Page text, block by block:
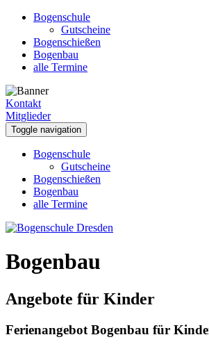
Bogenschule
Gutscheine
Bogenschießen
Bogenbau
alle Termine
Kontakt
Mitglieder
Toggle navigation
Bogenschule
Gutscheine
Bogenschießen
Bogenbau
alle Termine
Bogenbau
Angebote für Kinder
Ferienangebot Bogenbau für